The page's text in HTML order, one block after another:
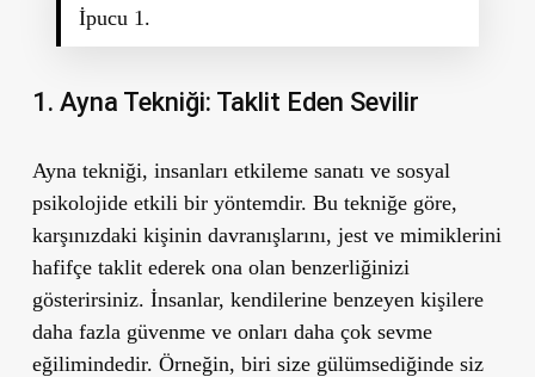
İpucu 1.
1. Ayna Tekniği: Taklit Eden Sevilir
Ayna tekniği, insanları etkileme sanatı ve sosyal
psikolojide etkili bir yöntemdir. Bu tekniğe göre,
karşınızdaki kişinin davranışlarını, jest ve mimiklerini
hafifçe taklit ederek ona olan benzerliğinizi
gösterirsiniz. İnsanlar, kendilerine benzeyen kişilere
daha fazla güvenme ve onları daha çok sevme
eğilimindedir. Örneğin, biri size gülümsediğinde siz